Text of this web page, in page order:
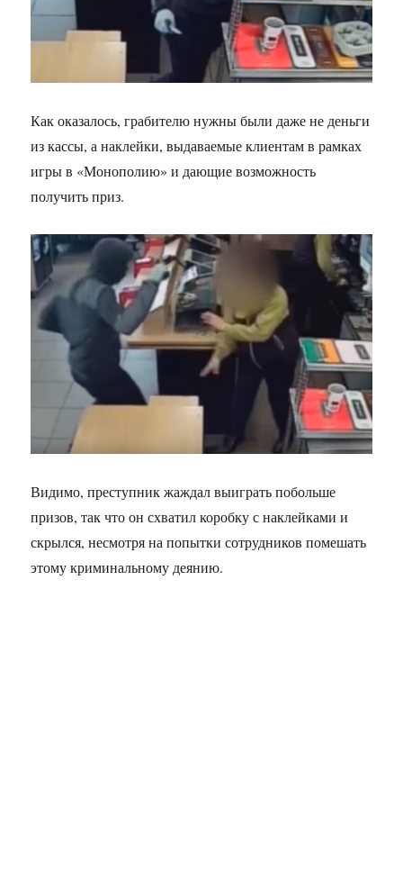
Как оказалось, грабителю нужны были даже не деньги
из кассы, а наклейки, выдаваемые клиентам в рамках
игры в «Монополию» и дающие возможность
получить приз.
Видимо, преступник жаждал выиграть побольше
призов, так что он схватил коробку с наклейками и
скрылся, несмотря на попытки сотрудников помешать
этому криминальному деянию.